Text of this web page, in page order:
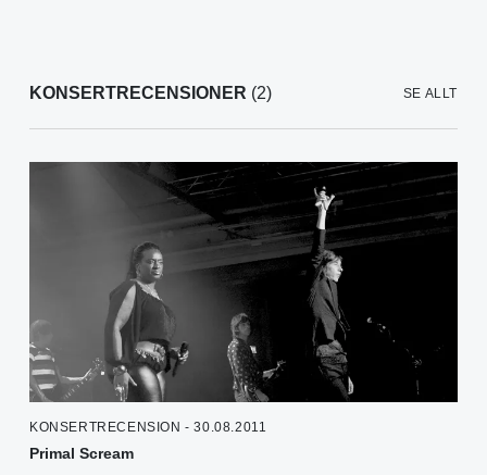
KONSERTRECENSIONER (2) SE ALLT
KONSERTRECENSION - 30.08.2011
Primal Scream